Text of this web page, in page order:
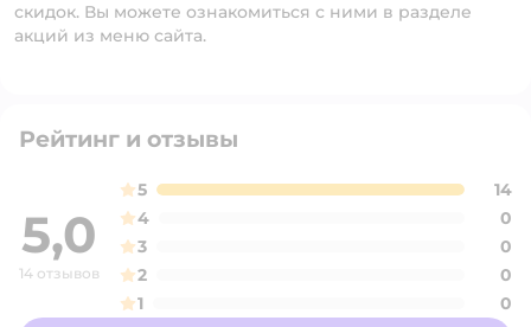
скидок. Вы можете ознакомиться с ними в разделе
акций из меню сайта.
Рейтинг и отзывы
5,0
14 отзывов
5
14
4
0
3
0
2
0
1
0